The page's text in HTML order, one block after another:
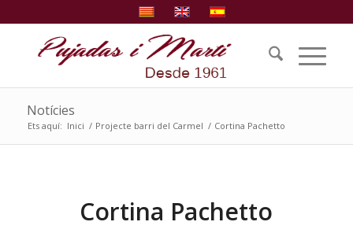
Notícies
Ets aquí: Inici / Projecte barri del Carmel / Cortina Pachetto
Cortina Pachetto